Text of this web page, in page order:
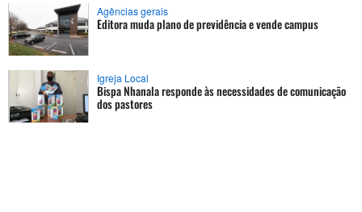
Agências gerais
Editora muda plano de previdência e vende campus
Igreja Local
Bispa Nhanala responde às necessidades de comunicação
dos pastores